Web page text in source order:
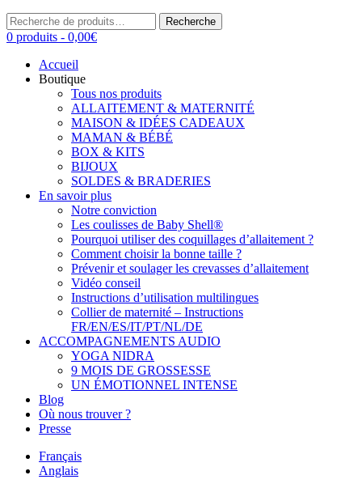
Recherche
pour :
Recherche
0 produits - 0,00€
Accueil
Boutique
Tous nos produits
ALLAITEMENT & MATERNITÉ
MAISON & IDÉES CADEAUX
MAMAN & BÉBÉ
BOX & KITS
BIJOUX
SOLDES & BRADERIES
En savoir plus
Notre conviction
Les coulisses de Baby Shell®
Pourquoi utiliser des coquillages d’allaitement ?
Comment choisir la bonne taille ?
Prévenir et soulager les crevasses d’allaitement
Vidéo conseil
Instructions d’utilisation multilingues
Collier de maternité – Instructions
FR/EN/ES/IT/PT/NL/DE
ACCOMPAGNEMENTS AUDIO
YOGA NIDRA
9 MOIS DE GROSSESSE
UN ÉMOTIONNEL INTENSE
Blog
Où nous trouver ?
Presse
Français
Anglais